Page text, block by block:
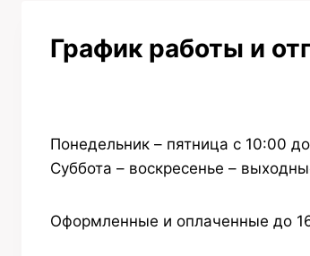
График работы и
Понедельник – пятница с 10:00
Суббота – воскресенье –
Оформленные и оплаченные до